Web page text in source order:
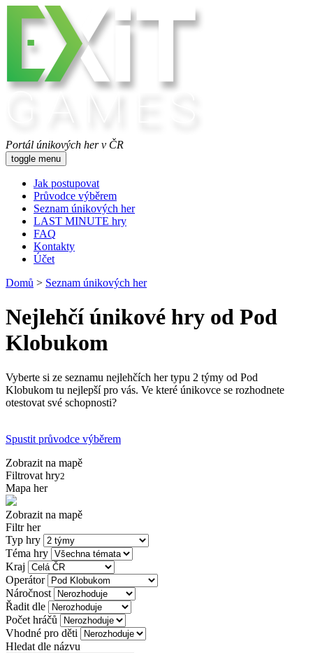
Portál únikových her v ČR
toggle menu
Jak postupovat
Průvodce výběrem
Seznam únikových her
LAST MINUTE hry
FAQ
Kontakty
Účet
Domů > Seznam únikových her
Nejlehčí únikové hry od Pod
Klobukom
Vyberte si ze seznamu nejlehčích her typu 2 týmy od Pod
Klobukom tu nejlepší pro vás. Ve které únikovce se rozhodnete
otestovat své schopnosti?
Spustit průvodce výběrem
Zobrazit na mapě
Filtrovat hry2
Mapa her
Zobrazit na mapě
Filtr her
Typ hry
Téma hry
Kraj
Operátor
Náročnost
Řadit dle
Počet hráčů
Vhodné pro děti
Hledat dle názvu